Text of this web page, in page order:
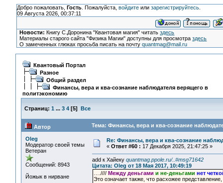
Добро пожаловать, Гость. Пожалуйста, войдитеили зарегистрируйтесь.
09 Августа 2026, 00:37:11
Новости: Книгу С.Доронина "Квантовая магия" читатьздесь
Материалы старого сайта "Физика Магии" доступны для просмотраздесь
О замеченных глюках просьба писать на почтуquantmag@mail.ru
Квантовый Портал
Разное
Общий раздел
Финансы, вера и ква-сознание наблюдателя верящего в
политэкономию
Страниц: 1 ... 3 4 [5] Все
Автор Тема: Финансы, вера и ква-сознание
Oleg
Модератор своей темы
Ветеран
Сообщений: 8943
Йожык в нирване
Re: Финансы, вера и ква-сознание
« Ответ #60 : 17 Декабря 2025, 21:47:25 »
add к Хайеку quantmag.ppole.ru/..#msg71642
Цитата: Oleg от 18 Мая 2017, 10:49:19
….//// Между деньгами и не-деньгами нет
Это означает также, что расхожее